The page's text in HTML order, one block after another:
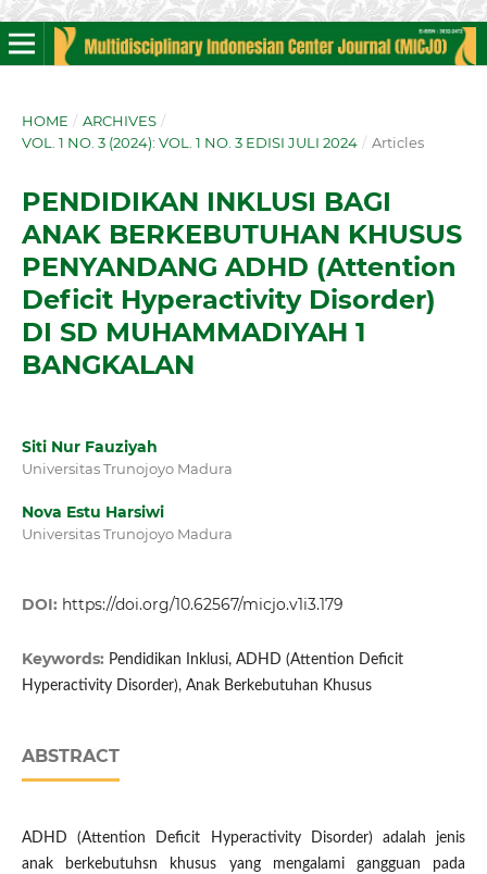
HOME / ARCHIVES /
VOL. 1 NO. 3 (2024): VOL. 1 NO. 3 EDISI JULI 2024 / Articles
PENDIDIKAN INKLUSI BAGI
ANAK BERKEBUTUHAN KHUSUS
PENYANDANG ADHD (Attention
Deficit Hyperactivity Disorder)
DI SD MUHAMMADIYAH 1
BANGKALAN
Siti Nur Fauziyah
Universitas Trunojoyo Madura
Nova Estu Harsiwi
Universitas Trunojoyo Madura
DOI: https://doi.org/10.62567/micjo.v1i3.179
Keywords: Pendidikan Inklusi, ADHD (Attention Deficit
Hyperactivity Disorder), Anak Berkebutuhan Khusus
ABSTRACT
ADHD (Attention Deficit Hyperactivity Disorder) adalah jenis
anak berkebutuhsn khusus yang mengalami gangguan pada